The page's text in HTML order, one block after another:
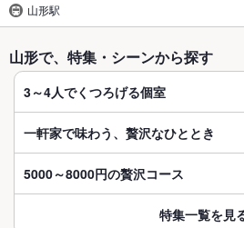
山形駅
山形で、特集・シーンから探す
3～4人でくつろげる個室
一軒家で味わう、贅沢なひととき
5000～8000円の贅沢コース
特集一覧を見